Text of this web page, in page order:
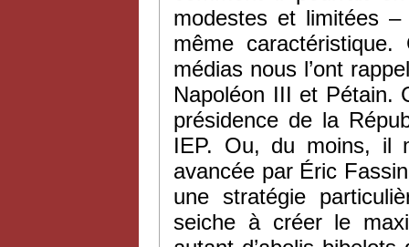
modestes et limitées
même
médias nous l’ont
Napoléon III et Pétain.
présidence de la
IEP. Ou, du moins, il
avancée par Éric
une stratégie
seiche à créer le